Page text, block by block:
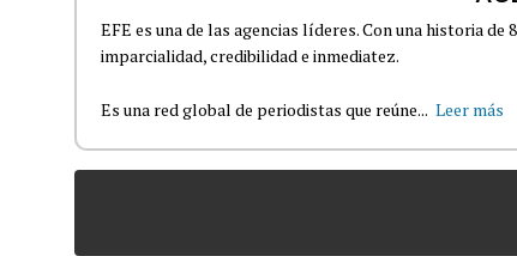
EFE es una de las agencias líderes. Con una historia de
imparcialidad, credibilidad e inmediatez.
Es una red global de periodistas que reúne... Leer más